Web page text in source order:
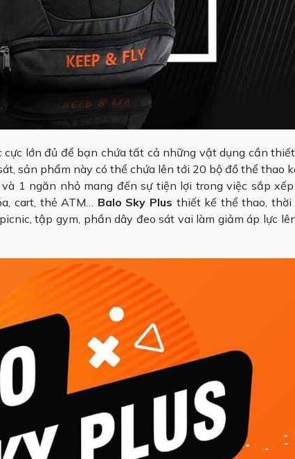
lớn đủ để bạn chứa tất cả những vật dụng cần
sản phẩm này có thể chứa lên tới 20 bộ đồ thể thao
1 ngăn nhỏ mang đến sự tiện lợi trong việc sắp
cart, thẻ ATM… Balo Sky Plus thiết kế thể thao, thời
tập gym, phần dây đeo sát vai làm giảm áp lực